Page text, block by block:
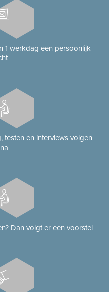
1 werkdag een persoonlijk
testen en interviews volgen
Dan volgt er een voorstel